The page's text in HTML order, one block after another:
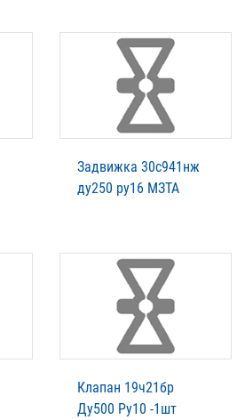
Задвижка 30с941нж
ду250 ру16 МЗТА
Клапан 19ч21бр
Ду500 Ру10 -1шт